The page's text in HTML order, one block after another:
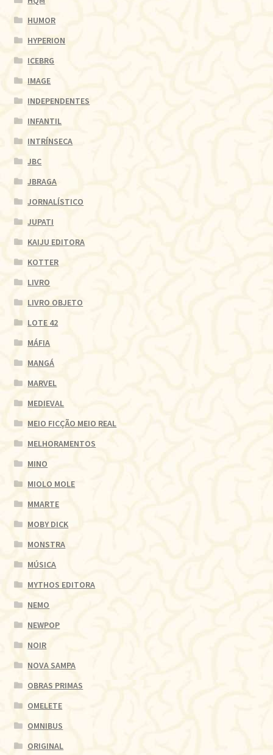
HUMOR
HYPERION
ICEBRG
IMAGE
INDEPENDENTES
INFANTIL
INTRÍNSECA
JBC
JBRAGA
JORNALÍSTICO
JUPATI
KAIJU EDITORA
KOTTER
LIVRO
LIVRO OBJETO
LOTE 42
MÁFIA
MANGÁ
MARVEL
MEDIEVAL
MEIO FICÇÃO MEIO REAL
MELHORAMENTOS
MINO
MIOLO MOLE
MMARTE
MOBY DICK
MONSTRA
MÚSICA
MYTHOS EDITORA
NEMO
NEWPOP
NOIR
NOVA SAMPA
OBRAS PRIMAS
OMELETE
OMNIBUS
ORIGINAL